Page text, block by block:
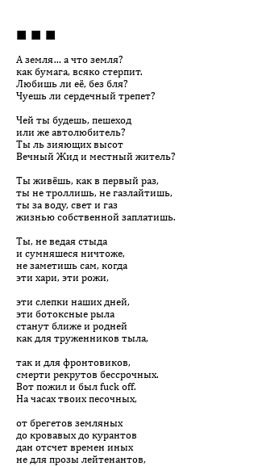
■ ■ ■
А земля… а что земля?
как бумага, всяко стерпит.
Любишь ли её, без бля?
Чуешь ли сердечный трепет?
Чей ты будешь, пешеход
или же автолюбитель?
Ты ль зияющих высот
Вечный Жид и местный житель?
Ты живёшь, как в первый раз,
ты не троллишь, не газлайтишь,
ты за воду, свет и газ
жизнью собственной заплатишь.
Ты, не ведая стыда
и сумняшеся ничтоже,
не заметишь сам, когда
эти хари, эти рожи,
эти слепки наших дней,
эти ботоксные рыла
станут ближе и родней
как для труженников тыла,
так и для фронтовиков,
смерти рекрутов бессрочных.
Вот пожил и был fuck off.
На часах твоих песочных,
от брегетов земляных
до кровавых до курантов
дан отсчет времен иных
не для прозы лейтенантов,